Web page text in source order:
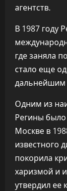
агентств.
В 1987 году
где заняла
стало еще
дальнейшим
Одним из
Регины
Москве в
известного
покорила
харизмой и
утвердил ее